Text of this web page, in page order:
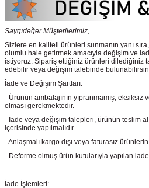
Saygıdeğer Müşterilerimiz,
Sizlere en kaliteli ürünleri sunmanın yanı
olumlu hale getirmek amacıyla değişim ve
istiyoruz. Sipariş ettiğiniz ürünleri dilediğiniz
edebilir veya değişim talebinde
İade ve Değişim Şartları:
- Ürünün ambalajının yıpranmamış, eksiksiz
olması gerekmektedir.
- İade veya değişim talepleri, ürünün teslim
içerisinde yapılmalıdır.
- Anlaşmalı kargo dışı veya faturasız
- Deforme olmuş ürün kutularıyla yapılan
İade İşlemleri: